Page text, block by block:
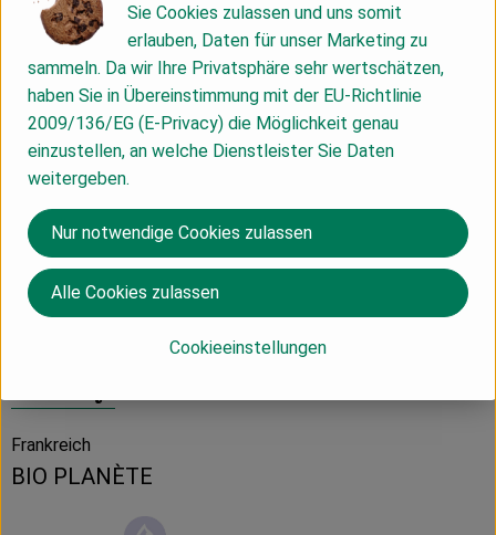
Produktinformationen
Zutaten
Nährwert-Info
Produktdatenblatt
Frankreich
BIO PLANÈTE
Sie Cookies zulassen und uns somit
erlauben, Daten für unser Marketing zu
sammeln. Da wir Ihre Privatsphäre sehr wertschätzen,
haben Sie in Übereinstimmung mit der EU-Richtlinie
2009/136/EG (E-Privacy) die Möglichkeit genau
einzustellen, an welche Dienstleister Sie Daten
weitergeben.
Cookieeinstellungen
Nur notwendige Cookies zulassen
Alle Cookies zulassen